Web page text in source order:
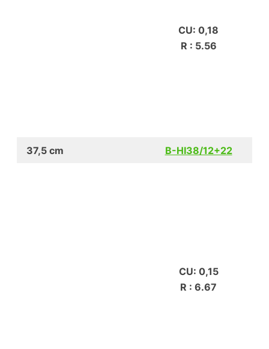
CU: 0,18
R : 5.56
37,5 cm B-HI38/12+22
CU: 0,15
R : 6.67